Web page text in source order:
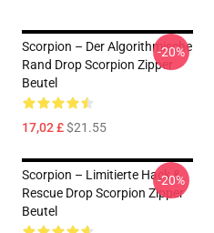
Scorpion – Der Algorithmische
Rand Drop Scorpion Zipper
Beutel
17,02 £$21.55
-20%
Scorpion – Limitierte Hack &
Rescue Drop Scorpion Zipper
Beutel
-20%